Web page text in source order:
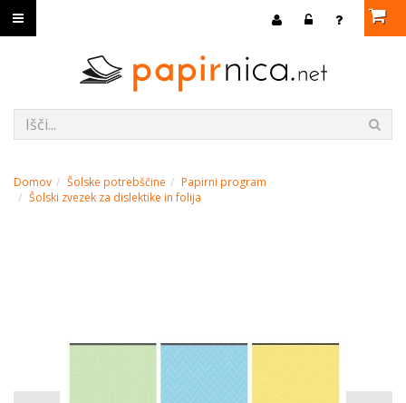
Domov Šolske potrebščine
Papirni program
Šolski zvezek za dislektike in folija